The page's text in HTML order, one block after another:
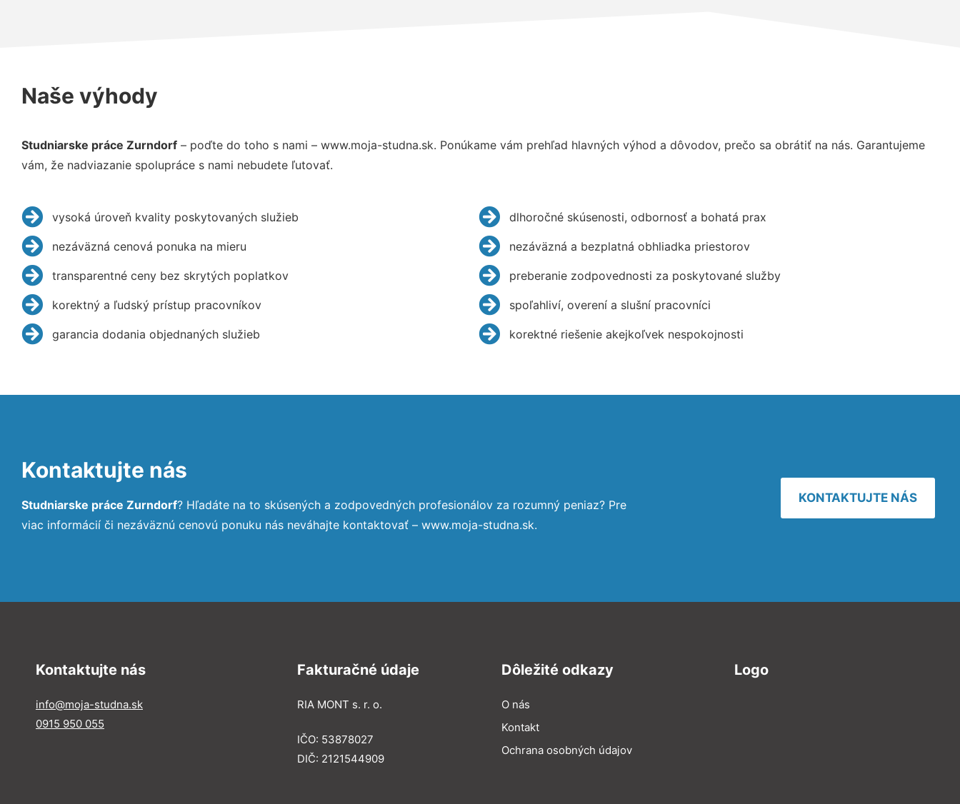
Naše výhody
Studniarske práce Zurndorf – poďte do toho s nami – www.moja-studna.sk. Ponúkame vám prehľad hlavných výhod a dôvodov, prečo sa obrátiť na nás. Garantujeme
vám, že nadviazanie spolupráce s nami nebudete ľutovať.
vysoká úroveň kvality poskytovaných služieb
nezáväzná cenová ponuka na mieru
transparentné ceny bez skrytých poplatkov
korektný a ľudský prístup pracovníkov
garancia dodania objednaných služieb
dlhoročné skúsenosti, odbornosť a bohatá prax
nezáväzná a bezplatná obhliadka priestorov
preberanie zodpovednosti za poskytované služby
spoľahliví, overení a slušní pracovníci
korektné riešenie akejkoľvek nespokojnosti
Kontaktujte nás
Studniarske práce Zurndorf? Hľadáte na to skúsených a zodpovedných profesionálov za rozumný peniaz? Pre
viac informácií či nezáväznú cenovú ponuku nás neváhajte kontaktovať – www.moja-studna.sk.
KONTAKTUJTE NÁS
Kontaktujte nás
info@moja-studna.sk
0915 950 055
Fakturačné údaje
RIA MONT s. r. o.
IČO: 53878027
DIČ: 2121544909
Dôležité odkazy
O nás
Kontakt
Ochrana osobných údajov
Logo